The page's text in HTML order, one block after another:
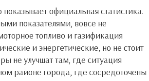
показателями, вовсе не
топливо и газификация
и энергетические, но не стоит
не улучшат там, где ситуация
районе города, где сосредоточены